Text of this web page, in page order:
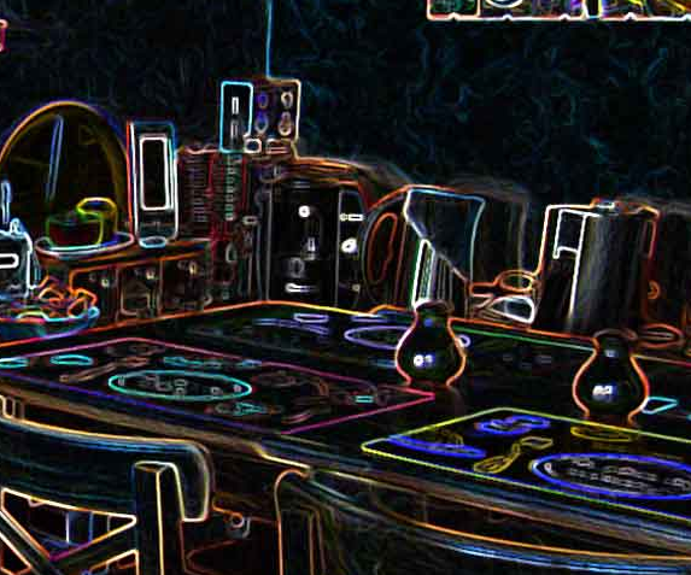
Pizza aux rillettes et aux Noix de cajou caramélisées
au sésame
Choux de Bruxelles au
chorizo et à la coriandre Quesadillas à la mexicaine